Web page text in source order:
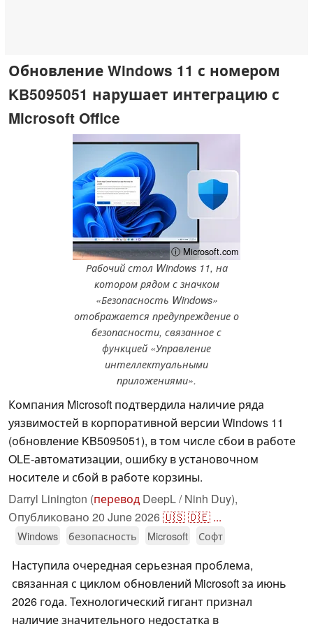
Обновление Windows 11 с номером
KB5095051 нарушает интеграцию с
Microsoft Office
ⓘ Microsoft.com
Рабочий стол Windows 11, на
котором рядом с значком
«Безопасность Windows»
отображается предупреждение о
безопасности, связанное с
функцией «Управление
интеллектуальными
приложениями».
Компания Microsoft подтвердила наличие ряда
уязвимостей в корпоративной версии Windows 11
(обновление KB5095051), в том числе сбои в работе
OLE-автоматизации, ошибку в установочном
носителе и сбой в работе корзины.
Darryl Linington (перевод DeepL / Ninh Duy),
Опубликовано 20 June 2026🇺🇸🇩🇪 ...
Windows безопасность Microsoft Софт
Наступила очередная серьезная проблема,
связанная с циклом обновлений Microsoft за июнь
2026 года. Технологический гигант признал
наличие значительного недостатка в